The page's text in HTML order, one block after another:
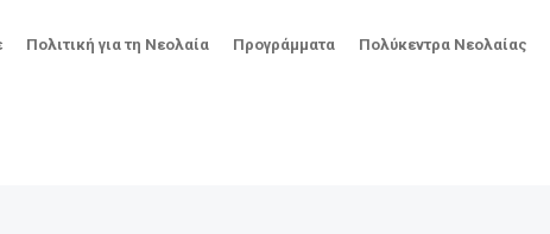
Πολιτική για τη Νεολαία Προγράμματα Πολύκεντρα Νεολαίας